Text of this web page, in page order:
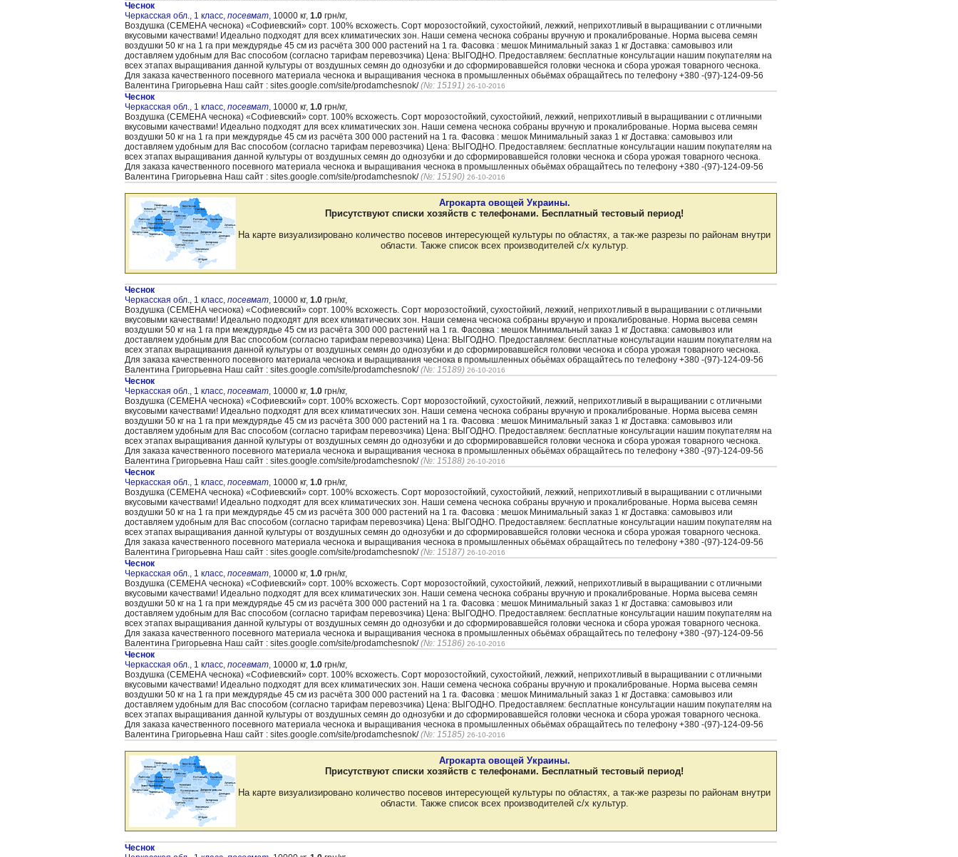
Чеснок
Черкасская обл., 1 класс, посевмат, 10000 кг, 1.0 грн/кг,
Воздушка (CЕМЕНА чеснока) «Cофиевский» сорт. 100% всхожесть. Сорт морозостойкий, сухостойкий, лежкий, неприхотливый в выращивании с отличными
вкусовыми качествами! Идеально подходят для всех климатических зон. Наши семена чеснока собраны вручную и прокалиброваные. Норма высева семян
воздушки 50 кг на 1 га при междурядье 45 см из расчёта 300 000 растений на 1 га. Фасовка : мешок Минимальный заказ 1 кг Доставка: самовывоз или
доставляем удобным для Вас способом (согласно тарифам перевозчика) Цена: ВЫГОДНО. Предоставляем: бесплатные консультации нашим покупателям на
всех этапах выращивания данной культуры от воздушных семян до однозубки и до сформировавшейся головки чеснока и сбора урожая товарного чеснока.
Для заказа качественного посевного материала чеснока и выращивания чеснока в промышленных обьёмах обращайтесь по телефону +380 -(97)-124-09-56
Валентина Григорьевна Наш сайт : sites.google.com/site/prodamchesnok/(№: 15191) 26-10-2016
Чеснок
Черкасская обл., 1 класс, посевмат, 10000 кг, 1.0 грн/кг,
Воздушка (CЕМЕНА чеснока) «Cофиевский» сорт. 100% всхожесть. Сорт морозостойкий, сухостойкий, лежкий, неприхотливый в выращивании с отличными
вкусовыми качествами! Идеально подходят для всех климатических зон. Наши семена чеснока собраны вручную и прокалиброваные. Норма высева семян
воздушки 50 кг на 1 га при междурядье 45 см из расчёта 300 000 растений на 1 га. Фасовка : мешок Минимальный заказ 1 кг Доставка: самовывоз или
доставляем удобным для Вас способом (согласно тарифам перевозчика) Цена: ВЫГОДНО. Предоставляем: бесплатные консультации нашим покупателям на
всех этапах выращивания данной культуры от воздушных семян до однозубки и до сформировавшейся головки чеснока и сбора урожая товарного чеснока.
Для заказа качественного посевного материала чеснока и выращивания чеснока в промышленных обьёмах обращайтесь по телефону +380 -(97)-124-09-56
Валентина Григорьевна Наш сайт : sites.google.com/site/prodamchesnok/(№: 15190) 26-10-2016
Агрокарта овощей Украины.
Присутствуют списки хозяйств с телефонами. Бесплатный тестовый период!
На карте визуализировано количество посевов интересующей культуры по областях, а так-же разрезы по районам внутри
области. Также список всех производителей с/х культур.
Чеснок
Черкасская обл., 1 класс, посевмат, 10000 кг, 1.0 грн/кг,
Воздушка (CЕМЕНА чеснока) «Cофиевский» сорт. 100% всхожесть. Сорт морозостойкий, сухостойкий, лежкий, неприхотливый в выращивании с отличными
вкусовыми качествами! Идеально подходят для всех климатических зон. Наши семена чеснока собраны вручную и прокалиброваные. Норма высева семян
воздушки 50 кг на 1 га при междурядье 45 см из расчёта 300 000 растений на 1 га. Фасовка : мешок Минимальный заказ 1 кг Доставка: самовывоз или
доставляем удобным для Вас способом (согласно тарифам перевозчика) Цена: ВЫГОДНО. Предоставляем: бесплатные консультации нашим покупателям на
всех этапах выращивания данной культуры от воздушных семян до однозубки и до сформировавшейся головки чеснока и сбора урожая товарного чеснока.
Для заказа качественного посевного материала чеснока и выращивания чеснока в промышленных обьёмах обращайтесь по телефону +380 -(97)-124-09-56
Валентина Григорьевна Наш сайт : sites.google.com/site/prodamchesnok/(№: 15189) 26-10-2016
Чеснок
Черкасская обл., 1 класс, посевмат, 10000 кг, 1.0 грн/кг,
Воздушка (CЕМЕНА чеснока) «Cофиевский» сорт. 100% всхожесть. Сорт морозостойкий, сухостойкий, лежкий, неприхотливый в выращивании с отличными
вкусовыми качествами! Идеально подходят для всех климатических зон. Наши семена чеснока собраны вручную и прокалиброваные. Норма высева семян
воздушки 50 кг на 1 га при междурядье 45 см из расчёта 300 000 растений на 1 га. Фасовка : мешок Минимальный заказ 1 кг Доставка: самовывоз или
доставляем удобным для Вас способом (согласно тарифам перевозчика) Цена: ВЫГОДНО. Предоставляем: бесплатные консультации нашим покупателям на
всех этапах выращивания данной культуры от воздушных семян до однозубки и до сформировавшейся головки чеснока и сбора урожая товарного чеснока.
Для заказа качественного посевного материала чеснока и выращивания чеснока в промышленных обьёмах обращайтесь по телефону +380 -(97)-124-09-56
Валентина Григорьевна Наш сайт : sites.google.com/site/prodamchesnok/(№: 15188) 26-10-2016
Чеснок
Черкасская обл., 1 класс, посевмат, 10000 кг, 1.0 грн/кг,
Воздушка (CЕМЕНА чеснока) «Cофиевский» сорт. 100% всхожесть. Сорт морозостойкий, сухостойкий, лежкий, неприхотливый в выращивании с отличными
вкусовыми качествами! Идеально подходят для всех климатических зон. Наши семена чеснока собраны вручную и прокалиброваные. Норма высева семян
воздушки 50 кг на 1 га при междурядье 45 см из расчёта 300 000 растений на 1 га. Фасовка : мешок Минимальный заказ 1 кг Доставка: самовывоз или
доставляем удобным для Вас способом (согласно тарифам перевозчика) Цена: ВЫГОДНО. Предоставляем: бесплатные консультации нашим покупателям на
всех этапах выращивания данной культуры от воздушных семян до однозубки и до сформировавшейся головки чеснока и сбора урожая товарного чеснока.
Для заказа качественного посевного материала чеснока и выращивания чеснока в промышленных обьёмах обращайтесь по телефону +380 -(97)-124-09-56
Валентина Григорьевна Наш сайт : sites.google.com/site/prodamchesnok/(№: 15187) 26-10-2016
Чеснок
Черкасская обл., 1 класс, посевмат, 10000 кг, 1.0 грн/кг,
Воздушка (CЕМЕНА чеснока) «Cофиевский» сорт. 100% всхожесть. Сорт морозостойкий, сухостойкий, лежкий, неприхотливый в выращивании с отличными
вкусовыми качествами! Идеально подходят для всех климатических зон. Наши семена чеснока собраны вручную и прокалиброваные. Норма высева семян
воздушки 50 кг на 1 га при междурядье 45 см из расчёта 300 000 растений на 1 га. Фасовка : мешок Минимальный заказ 1 кг Доставка: самовывоз или
доставляем удобным для Вас способом (согласно тарифам перевозчика) Цена: ВЫГОДНО. Предоставляем: бесплатные консультации нашим покупателям на
всех этапах выращивания данной культуры от воздушных семян до однозубки и до сформировавшейся головки чеснока и сбора урожая товарного чеснока.
Для заказа качественного посевного материала чеснока и выращивания чеснока в промышленных обьёмах обращайтесь по телефону +380 -(97)-124-09-56
Валентина Григорьевна Наш сайт : sites.google.com/site/prodamchesnok/(№: 15186) 26-10-2016
Чеснок
Черкасская обл., 1 класс, посевмат, 10000 кг, 1.0 грн/кг,
Воздушка (CЕМЕНА чеснока) «Cофиевский» сорт. 100% всхожесть. Сорт морозостойкий, сухостойкий, лежкий, неприхотливый в выращивании с отличными
вкусовыми качествами! Идеально подходят для всех климатических зон. Наши семена чеснока собраны вручную и прокалиброваные. Норма высева семян
воздушки 50 кг на 1 га при междурядье 45 см из расчёта 300 000 растений на 1 га. Фасовка : мешок Минимальный заказ 1 кг Доставка: самовывоз или
доставляем удобным для Вас способом (согласно тарифам перевозчика) Цена: ВЫГОДНО. Предоставляем: бесплатные консультации нашим покупателям на
всех этапах выращивания данной культуры от воздушных семян до однозубки и до сформировавшейся головки чеснока и сбора урожая товарного чеснока.
Для заказа качественного посевного материала чеснока и выращивания чеснока в промышленных обьёмах обращайтесь по телефону +380 -(97)-124-09-56
Валентина Григорьевна Наш сайт : sites.google.com/site/prodamchesnok/(№: 15185) 26-10-2016
Агрокарта овощей Украины.
Присутствуют списки хозяйств с телефонами. Бесплатный тестовый период!
На карте визуализировано количество посевов интересующей культуры по областях, а так-же разрезы по районам внутри
области. Также список всех производителей с/х культур.
Чеснок